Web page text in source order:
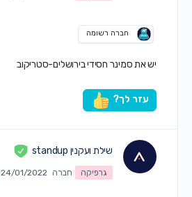
חברה רשומה
יש את סמינר חסידי בירושלים-סטריקוב
עזר לך?
שילת ועקנין standup
גרפיקה חברה 24/01/2022 ב7:04 pm